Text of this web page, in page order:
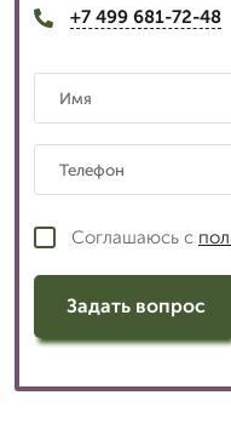
+7 499 681-72-48
Соглашаюсь с
Задать вопрос